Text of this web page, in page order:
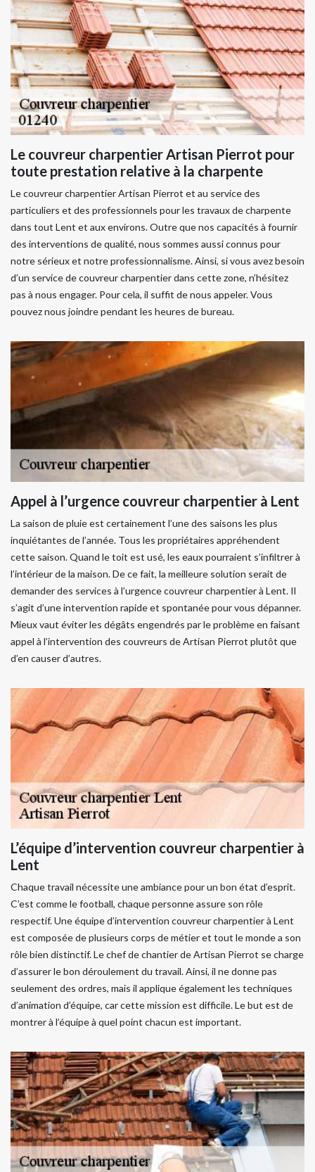
Le couvreur charpentier Artisan Pierrot pour
toute prestation relative à la charpente
Le couvreur charpentier Artisan Pierrot et au service des
particuliers et des professionnels pour les travaux de charpente
dans tout Lent et aux environs. Outre que nos capacités à fournir
des interventions de qualité, nous sommes aussi connus pour
notre sérieux et notre professionnalisme. Ainsi, si vous avez besoin
d’un service de couvreur charpentier dans cette zone, n’hésitez
pas à nous engager. Pour cela, il suffit de nous appeler. Vous
pouvez nous joindre pendant les heures de bureau.
Appel à l’urgence couvreur charpentier à Lent
La saison de pluie est certainement l’une des saisons les plus
inquiétantes de l’année. Tous les propriétaires appréhendent
cette saison. Quand le toit est usé, les eaux pourraient s’infiltrer à
l’intérieur de la maison. De ce fait, la meilleure solution serait de
demander des services à l’urgence couvreur charpentier à Lent. Il
s’agit d’une intervention rapide et spontanée pour vous dépanner.
Mieux vaut éviter les dégâts engendrés par le problème en faisant
appel à l’intervention des couvreurs de Artisan Pierrot plutôt que
d’en causer d’autres.
L’équipe d’intervention couvreur charpentier à
Lent
Chaque travail nécessite une ambiance pour un bon état d’esprit.
C’est comme le football, chaque personne assure son rôle
respectif. Une équipe d’intervention couvreur charpentier à Lent
est composée de plusieurs corps de métier et tout le monde a son
rôle bien distinctif. Le chef de chantier de Artisan Pierrot se charge
d’assurer le bon déroulement du travail. Ainsi, il ne donne pas
seulement des ordres, mais il applique également les techniques
d’animation d’équipe, car cette mission est difficile. Le but est de
montrer à l’équipe à quel point chacun est important.